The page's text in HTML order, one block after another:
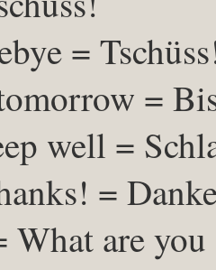
=
=
well =
=
What are